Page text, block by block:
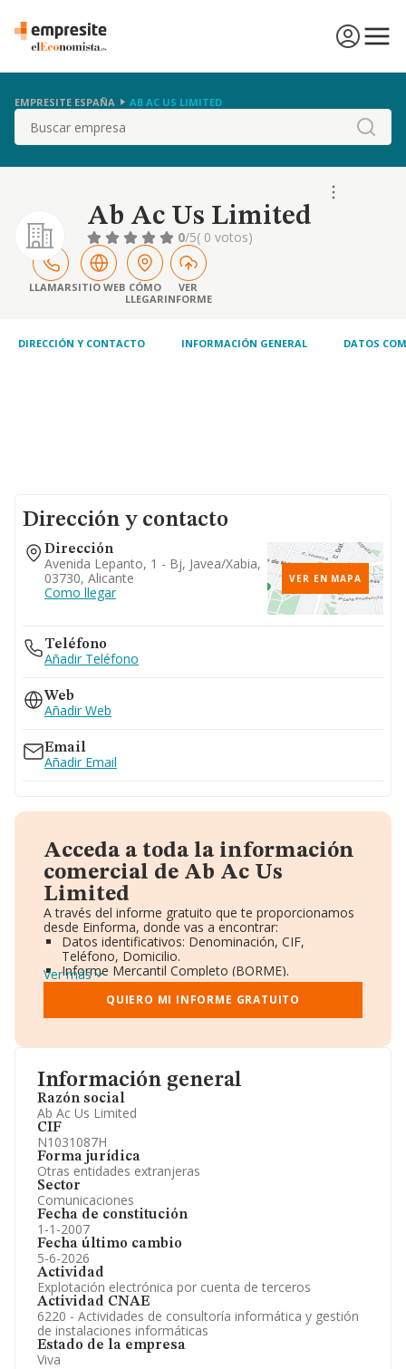
EMPRESITE ESPAÑA AB AC US LIMITED
Buscar
Ab Ac Us Limited
0/5( 0 votos)
LLAMARSITIO WEB CÓMO
LLEGAR
VER
INFORME
DIRECCIÓN Y CONTACTO INFORMACIÓN GENERAL DATOS
Información general
Razón social
Ab Ac Us Limited
CIF
N1031087H
Forma jurídica
Otras entidades extranjeras
Sector
Comunicaciones
Fecha de constitución
1-1-2007
Fecha último cambio
5-6-2026
Actividad
Explotación electrónica por cuenta de terceros
Actividad CNAE
6220 - Actividades de consultoría informática y gestión
de instalaciones informáticas
Estado de la empresa
Viva
Dirección y contacto
Dirección
Avenida Lepanto, 1 - Bj, Javea/xabia,
03730, Alicante
Como llegar
VER EN MAPA
Teléfono
Añadir Teléfono
Web
Añadir Web
Email
Añadir Email
Acceda a toda la información
comercial de Ab Ac Us
Limited
A través del informe gratuito que te proporcionamos
desde Einforma, donde vas a encontrar:
Datos identificativos: Denominación, CIF,
Teléfono, Domicilio.
Informe Mercantil Completo (BORME).
Gráficos de Evolución Ventas y Empleados.
Consejo de Administración y Administradores.
Directivos y Ejecutivos.
Información oficial y registral complementaria.
Ver más
QUIERO MI INFORME GRATUITO